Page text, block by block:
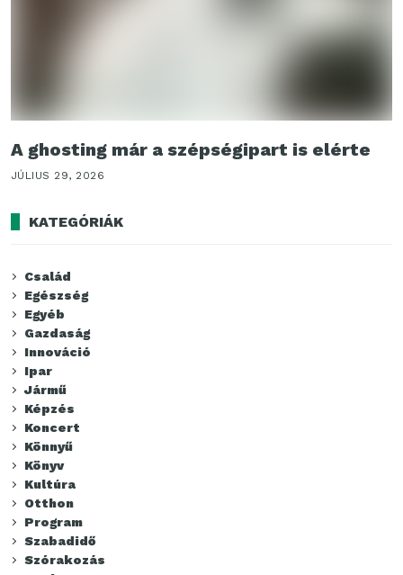
A ghosting már a szépségipart is elérte
JÚLIUS 29, 2026
KATEGÓRIÁK
Család
Egészség
Egyéb
Gazdaság
Innováció
Ipar
Jármű
Képzés
Koncert
Könnyű
Könyv
Kultúra
Otthon
Program
Szabadidő
Szórakozás